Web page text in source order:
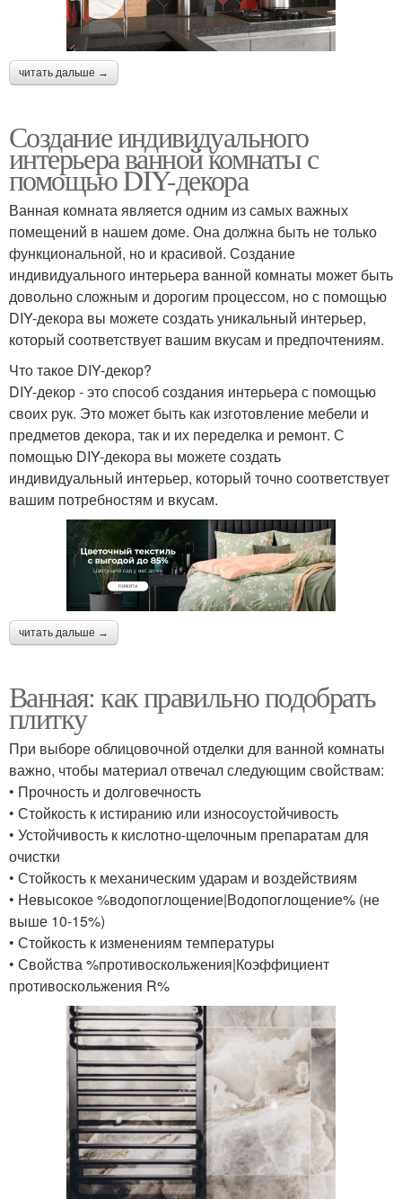
читать дальше →
Создание индивидуального
интерьера ванной комнаты с
помощью DIY-декора
Ванная комната является одним из самых важных
помещений в нашем доме. Она должна быть не только
функциональной, но и красивой. Создание
индивидуального интерьера ванной комнаты может быть
довольно сложным и дорогим процессом, но с помощью
DIY-декора вы можете создать уникальный интерьер,
который соответствует вашим вкусам и предпочтениям.
Что такое DIY-декор?
DIY-декор - это способ создания интерьера с помощью
своих рук. Это может быть как изготовление мебели и
предметов декора, так и их переделка и ремонт. С
помощью DIY-декора вы можете создать
индивидуальный интерьер, который точно соответствует
вашим потребностям и вкусам.
читать дальше →
Ванная: как правильно подобрать
плитку
При выборе облицовочной отделки для ванной комнаты
важно, чтобы материал отвечал следующим свойствам:
• Прочность и долговечность
• Стойкость к истиранию или износоустойчивость
• Устойчивость к кислотно-щелочным препаратам для
очистки
• Стойкость к механическим ударам и воздействиям
• Невысокое %водопоглощение|Водопоглощение% (не
выше 10-15%)
• Стойкость к изменениям температуры
• Свойства %противоскольжения|Коэффициент
противоскольжения R%